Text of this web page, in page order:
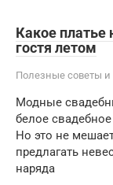
Какое платье
гостя летом
Полезные советы и
Модные
белое
Но это не
предлагать
наряда